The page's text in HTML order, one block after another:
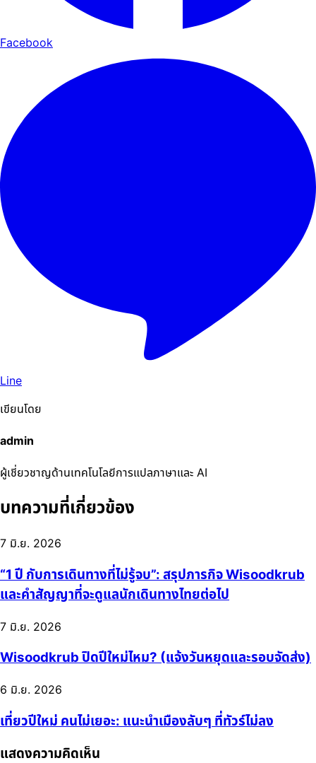
Facebook
Line
เขียนโดย
admin
ผู้เชี่ยวชาญด้านเทคโนโลยีการแปลภาษาและ AI
บทความที่เกี่ยวข้อง
7 มิ.ย. 2026
“1 ปี กับการเดินทางที่ไม่รู้จบ”: สรุปภารกิจ Wisoodkrub
และคำสัญญาที่จะดูแลนักเดินทางไทยต่อไป
7 มิ.ย. 2026
Wisoodkrub ปิดปีใหม่ไหม? (แจ้งวันหยุดและรอบจัดส่ง)
6 มิ.ย. 2026
เที่ยวปีใหม่ คนไม่เยอะ: แนะนำเมืองลับๆ ที่ทัวร์ไม่ลง
แสดงความคิดเห็น